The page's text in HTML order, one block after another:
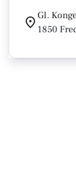
Gl.
1850